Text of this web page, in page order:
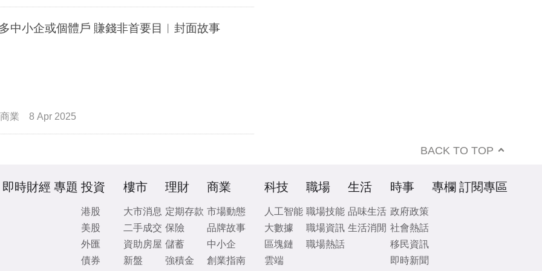
中小企或個體戶 賺錢非首要目︳封面故事
商業 8 Apr 2025
BACK TO TOP
即時財經 專題 投資
港股
美股
外匯
債券
樓市
大市消息
二手成交
資助房屋
新盤
理財
定期存款
保險
儲蓄
強積金
商業
市場動態
品牌故事
中小企
創業指南
科技
人工智能
大數據
區塊鏈
雲端
職場
職場技能
職場資訊
職場熱話
生活
品味生活
生活消閒
時事
政府政策
社會熱話
移民資訊
即時新聞
專欄 訂閱專區